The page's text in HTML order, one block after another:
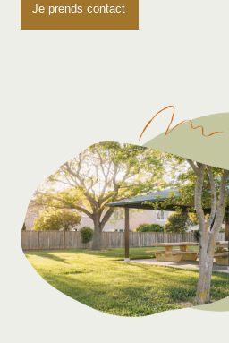
Je prends contact